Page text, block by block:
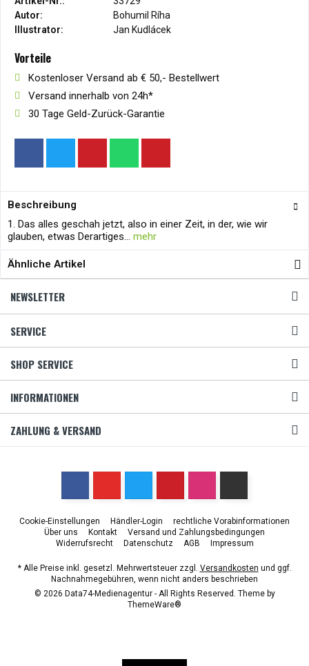
Autor:
Bohumil Ríha
Illustrator:
Jan Kudlácek
Vorteile
Kostenloser Versand ab € 50,- Bestellwert
Versand innerhalb von 24h*
30 Tage Geld-Zurück-Garantie
Beschreibung
1. Das alles geschah jetzt, also in einer Zeit, in der, wie wir
glauben, etwas Derartiges... mehr
Ähnliche Artikel
NEWSLETTER
SERVICE
SHOP SERVICE
INFORMATIONEN
ZAHLUNG & VERSAND
Cookie-Einstellungen Händler-Login
rechtliche Vorabinformationen
Über uns
Kontakt
Versand und Zahlungsbedingungen
Widerrufsrecht
Datenschutz AGB Impressum
* Alle Preise inkl. gesetzl. Mehrwertsteuer zzgl. Versandkosten und ggf.
Nachnahmegebühren, wenn nicht anders beschrieben
© 2026 Data74-Medienagentur - All Rights Reserved. Theme by
ThemeWare®